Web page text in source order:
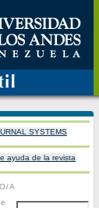
SYSTEMS
ayuda de la revista
A